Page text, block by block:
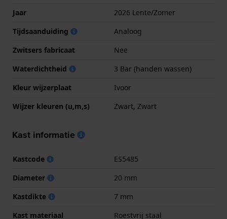
Jaar
2026 Lente/Zomer
Tijdsaanduiding
Analoog
Zwitsers fabricaat
Nee
Waterdichtheid
3 Bar (handen wassen)
Kleur wijzerplaat
Ivoor
Wijzer kleuren (u,m,s)
Zwart, Zwart
Kast informatie
Kastcode
ES5485
Diameter
20 mm
Kastdikte
7 mm
Kast materiaal
Roestvrij staal